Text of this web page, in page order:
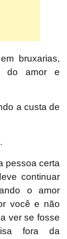
bruxarias,
do amor e
a custa de
pessoa certa
continuar
o amor
você e não
ver se fosse
fora da